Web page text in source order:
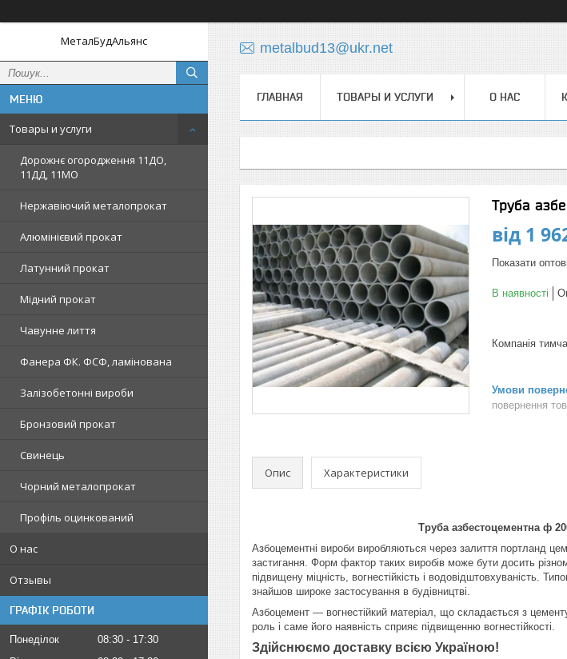
МеталБудАльянс
Товары и услуги
Дорожнє огородження 11ДО,
11ДД, 11МО
Нержавіючий металопрокат
Алюмінієвий прокат
Латунний прокат
Мідний прокат
Чавунне лиття
Фанера ФК. ФСФ, ламінована
Залізобетонні вироби
Бронзовий прокат
Свинець
Чорний металопрокат
Профіль оцинкований
О нас
Отзывы
ГРАФІК РОБОТИ
Понеділок 08:30
17:30
metalbud13@ukr.net
ГЛАВНАЯ ТОВАРЫ И УСЛУГИ О НАС
Труба
від 1
Показати
В наявності
Компанія
повернення
Опис Характеристики
Труба азбестоцементна ф
Азбоцементні вироби виробляються через залиття портланд
застигання. Форм фактор таких виробів може бути досить
підвищену міцність, вогнестійкість і водовідштовхуваність.
знайшов широке застосування в будівництві.
Азбоцемент — вогнестійкий матеріал, що складається з
роль і саме його наявність сприяє підвищенню вогнестійкості.
Здійснюємо доставку всією Україною!